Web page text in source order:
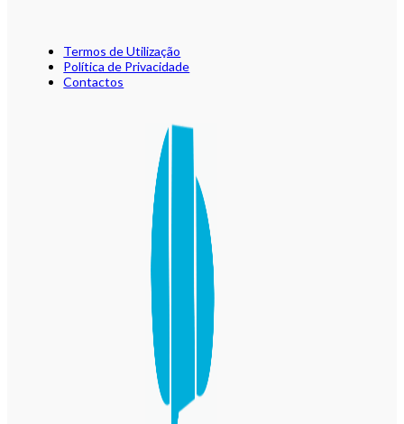
Termos de Utilização
Política de Privacidade
Contactos